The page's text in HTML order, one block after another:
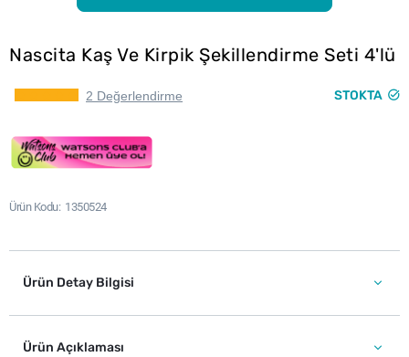
Nascita Kaş Ve Kirpik Şekillendirme Seti 4'lü
2 Değerlendirme STOKTA
Ürün Kodu 1350524
Ürün Detay Bilgisi
Ürün Açıklaması